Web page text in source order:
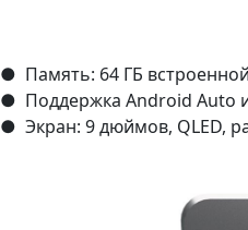
● Память: 64 ГБ
● Поддержка Android Auto
● Экран: 9 дюймов, QLED,